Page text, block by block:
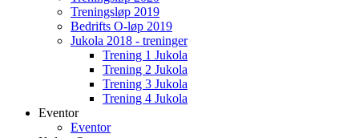
Treningsløp 2019
Bedrifts O-løp 2019
Jukola 2018 - treninger
Trening 1 Jukola
Trening 2 Jukola
Trening 3 Jukola
Trening 4 Jukola
Eventor
Eventor